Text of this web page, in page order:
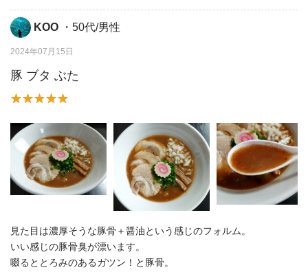
KOO ・50代/男性
2024年07月15日
豚 ブタ ぶた
見た目は濃厚そうな豚骨＋醤油という感じのフォルム。
いい感じの豚骨臭が漂います。
啜るととろみのあるガツン！と豚骨。